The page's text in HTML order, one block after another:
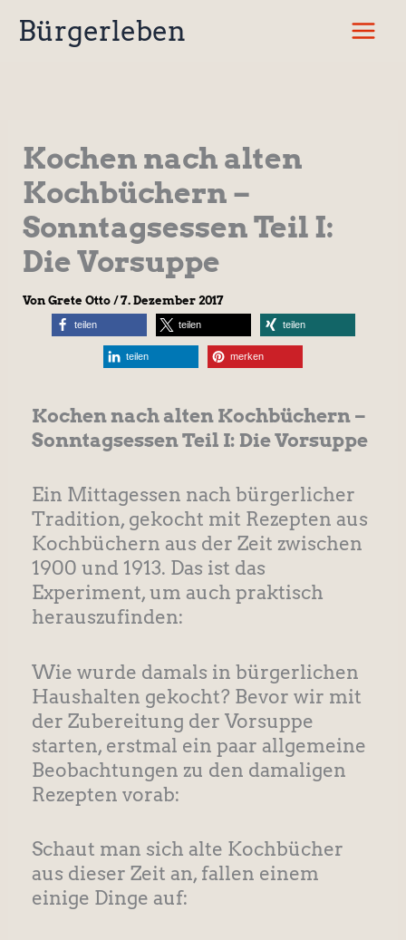
InhaltBürgerleben
Kochen nach alten
Kochbüchern –
Sonntagsessen Teil I:
Die Vorsuppe
Von Grete Otto /7. Dezember 2017
teilen teilen teilen
teilen merken
Kochen nach alten Kochbüchern –
Sonntagsessen Teil I: Die Vorsuppe
Ein Mittagessen nach bürgerlicher
Tradition, gekocht mit Rezepten aus
Kochbüchern aus der Zeit zwischen
1900 und 1913. Das ist das
Experiment, um auch praktisch
herauszufinden:
Wie wurde damals in bürgerlichen
Haushalten gekocht? Bevor wir mit
der Zubereitung der Vorsuppe
starten, erstmal ein paar allgemeine
Beobachtungen zu den damaligen
Rezepten vorab:
Schaut man sich alte Kochbücher
aus dieser Zeit an, fallen einem
einige Dinge auf: